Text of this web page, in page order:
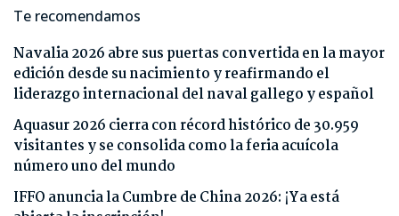
Te recomendamos
Navalia 2026 abre sus puertas convertida en la mayor
edición desde su nacimiento y reafirmando el
liderazgo internacional del naval gallego y español
Aquasur 2026 cierra con récord histórico de 30.959
visitantes y se consolida como la feria acuícola
número uno del mundo
IFFO anuncia la Cumbre de China 2026: ¡Ya está